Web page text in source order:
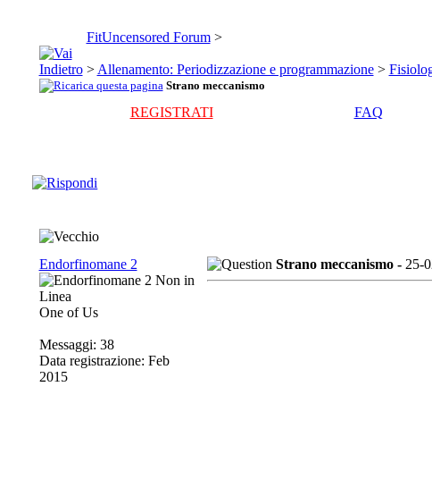
FitUncensored Forum >
> Allenamento: Periodizzazione e programmazione >
Strano meccanismo
REGISTRATI FAQ
Endorfinomane 2
One of Us
Messaggi: 38
Data registrazione: Feb
2015
Strano meccanismo - 25-